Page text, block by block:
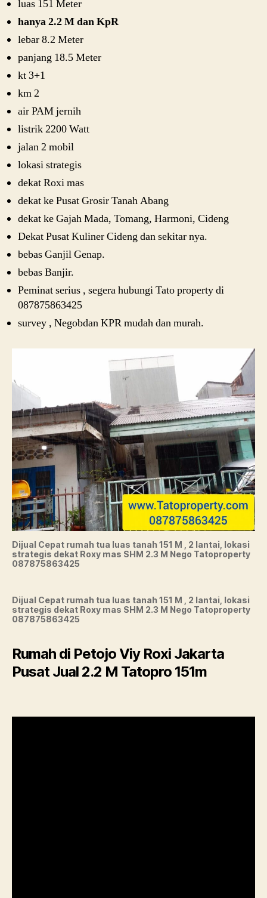
luas 151 Meter
hanya 2.2 M dan KpR
lebar 8.2 Meter
panjang 18.5 Meter
kt 3+1
km 2
air PAM jernih
listrik 2200 Watt
jalan 2 mobil
lokasi strategis
dekat Roxi mas
dekat ke Pusat Grosir Tanah Abang
dekat ke Gajah Mada, Tomang, Harmoni, Cideng
Dekat Pusat Kuliner Cideng dan sekitar nya.
bebas Ganjil Genap.
bebas Banjir.
Peminat serius , segera hubungi Tato property di
087875863425
survey , Negobdan KPR mudah dan murah.
Dijual Cepat rumah tua luas tanah 151 M , 2 lantai, lokasi
strategis dekat Roxy mas SHM 2.3 M Nego Tatoproperty
087875863425
Dijual Cepat rumah tua luas tanah 151 M , 2 lantai, lokasi
strategis dekat Roxy mas SHM 2.3 M Nego Tatoproperty
087875863425
Rumah di Petojo Viy Roxi Jakarta
Pusat Jual 2.2 M Tatopro 151m